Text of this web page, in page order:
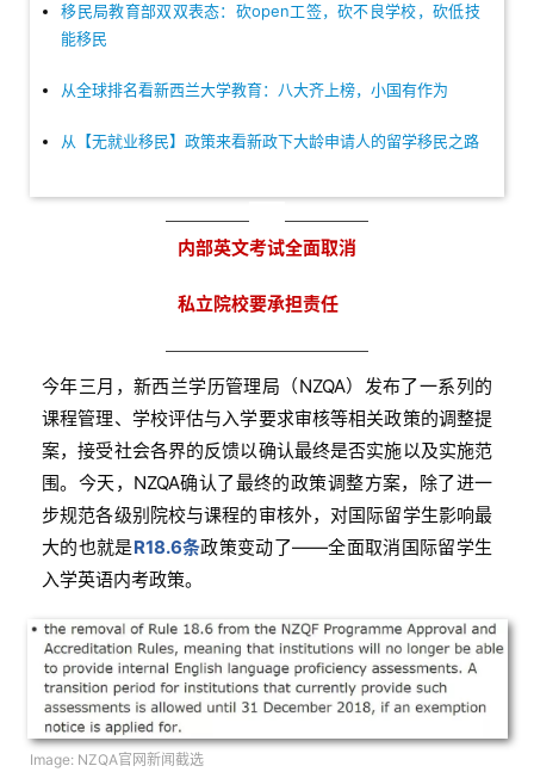
移民局教育部双双表态：砍open工签，砍不良学校，砍低技
能移民
从全球排名看新西兰大学教育：八大齐上榜，小国有作为
从【无就业移民】政策来看新政下大龄申请人的留学移民之路
内部英文考试全面取消
私立院校要承担责任
今年三月，新西兰学历管理局（NZQA）发布了一系列的
课程管理、学校评估与入学要求审核等相关政策的调整提
案，接受社会各界的反馈以确认最终是否实施以及实施范
围。今天，NZQA确认了最终的政策调整方案，除了进一
步规范各级别院校与课程的审核外，对国际留学生影响最
大的也就是R18.6条政策变动了——全面取消国际留学生
入学英语内考政策。
Image: NZQA官网新闻截选